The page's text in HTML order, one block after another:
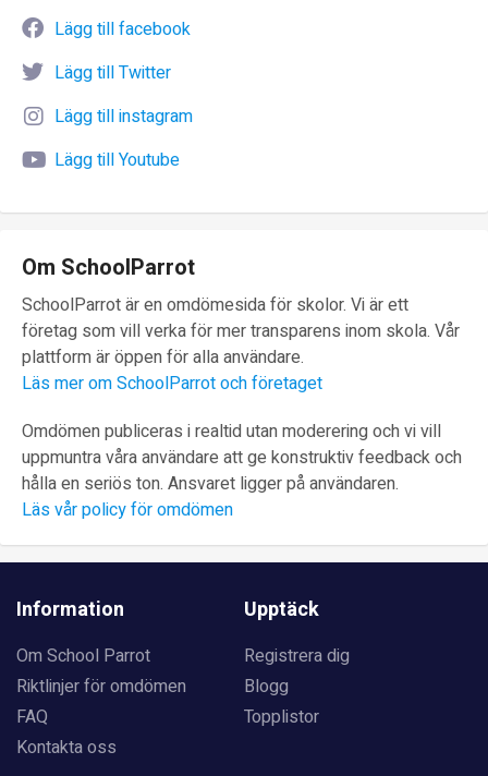
Lägg till facebook
Lägg till Twitter
Lägg till instagram
Lägg till Youtube
Om SchoolParrot
SchoolParrot är en omdömesida för skolor. Vi är ett
företag som vill verka för mer transparens inom skola. Vår
plattform är öppen för alla användare.
Läs mer om SchoolParrot och företaget
Omdömen publiceras i realtid utan moderering och vi vill
uppmuntra våra användare att ge konstruktiv feedback och
hålla en seriös ton. Ansvaret ligger på användaren.
Läs vår policy för omdömen
Information
Om School Parrot
Riktlinjer för omdömen
FAQ
Kontakta oss
Upptäck
Registrera dig
Blogg
Topplistor